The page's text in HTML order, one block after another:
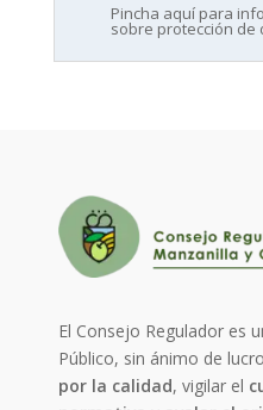
Pincha aquí para
sobre protección de
El Consejo Regulador es
Público, sin ánimo de
por la calidad, vigilar el